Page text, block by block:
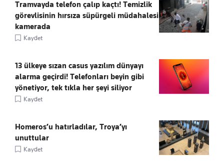
Tramvayda telefon çalıp kaçtı! Temizlik
görevlisinin hırsıza süpürgeli müdahalesi
kamerada
Kaydet
13 ülkeye sızan casus yazılım dünyayı
alarma geçirdi! Telefonları beyin gibi
yönetiyor, tek tıkla her şeyi siliyor
Kaydet
Homeros’u hatırladılar, Troya’yı
unuttular
Kaydet